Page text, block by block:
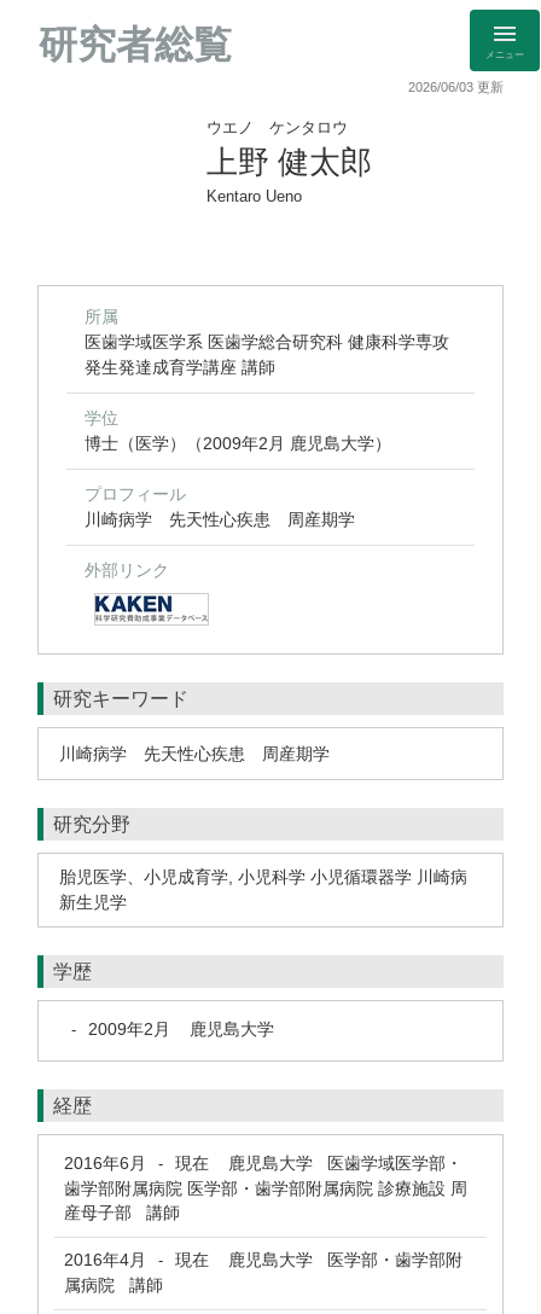
研究者総覧 メニュー
2026/06/03 更新
ウエノ ケンタロウ
上野 健太郎
Kentaro Ueno
所属
医歯学域医学系 医歯学総合研究科 健康科学専攻
発生発達成育学講座 講師
学位
博士（医学）（2009年2月 鹿児島大学）
プロフィール
川崎病学 先天性心疾患 周産期学
外部リンク
研究キーワード
川崎病学 先天性心疾患 周産期学
研究分野
胎児医学、小児成育学 小児科学 小児循環器学 川崎病
新生児学
学歴
- 2009年2月 鹿児島大学
経歴
2016年6月 - 現在 鹿児島大学 医歯学域医学部・
歯学部附属病院 医学部・歯学部附属病院 診療施設 周
産母子部 講師
2016年4月 - 現在 鹿児島大学 医学部・歯学部附
属病院 講師